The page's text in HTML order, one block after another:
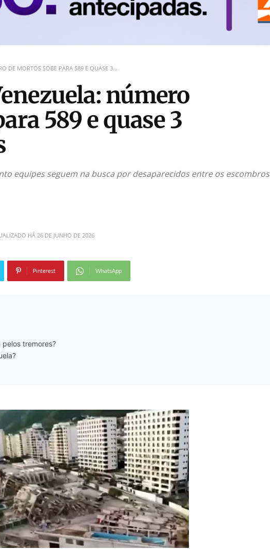
DE MORTOS SOBE PARA 589 E QUASE 3...
número
589 e quase 3
equipes seguem na busca por desaparecidos entre os escombros
HÁ 26 DE JUNHO DE 2026
Pinterest WhatsApp
tremores?